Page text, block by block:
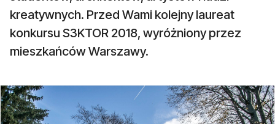
kreatywnych. Przed Wami kolejny laureat
konkursu S3KTOR 2018, wyróżniony przez
mieszkańców Warszawy.